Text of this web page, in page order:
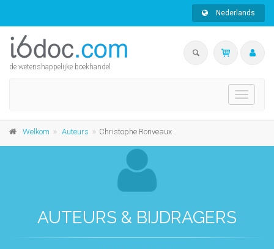
Nederlands
de wetenshappelijke boekhandel
Toggle
Welkom Auteurs Christophe Ronveaux
AUTEURS & BIJDRAGERS